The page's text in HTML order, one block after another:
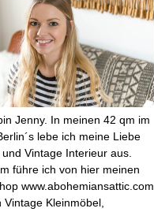
Jenny. In meinen 42 qm im
lebe ich meine Liebe
Vintage Interieur aus.
führe ich von hier meinen
www.abohemiansattic.com
Vintage Kleinmöbel,